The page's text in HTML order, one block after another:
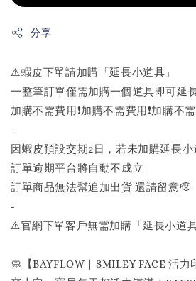
分享
⚠️蝦皮下單請加購「延長小道具」
一整筆訂單僅需加購一個道具即可延
加購不需費用❗️加購不需費用❗️加購不需
-
因蝦皮預設交期2日，若未加購延長小
訂單逾期平台將自動不成立
訂單商品無法幫追加出貨 還請留意🫡
-
⚠️官網下單客戶無需加購「延長小道具
🧼【BAYFLOW｜SMILEY FACE 活力